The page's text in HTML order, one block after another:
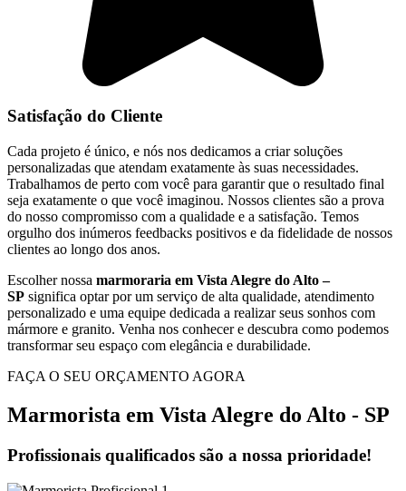
Satisfação do Cliente
Cada projeto é único, e nós nos dedicamos a criar soluções
personalizadas que atendam exatamente às suas necessidades.
Trabalhamos de perto com você para garantir que o resultado final
seja exatamente o que você imaginou. Nossos clientes são a prova
do nosso compromisso com a qualidade e a satisfação. Temos
orgulho dos inúmeros feedbacks positivos e da fidelidade de nossos
clientes ao longo dos anos.
Escolher nossa marmoraria em Vista Alegre do Alto –
SP significa optar por um serviço de alta qualidade, atendimento
personalizado e uma equipe dedicada a realizar seus sonhos com
mármore e granito. Venha nos conhecer e descubra como podemos
transformar seu espaço com elegância e durabilidade.
FAÇA O SEU ORÇAMENTO AGORA
Marmorista em Vista Alegre do Alto - SP
Profissionais qualificados são a nossa prioridade!